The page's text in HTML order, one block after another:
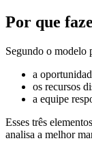
Por que
Segundo o modelo
a
os recursos
a equipe
Esses três
analisa a melhor